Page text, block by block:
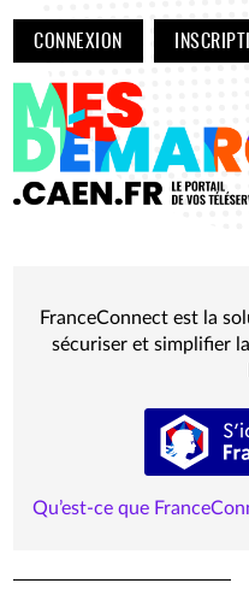
CONNEXION
FranceConnect est la
sécuriser et simplifier
Qu’est-ce que